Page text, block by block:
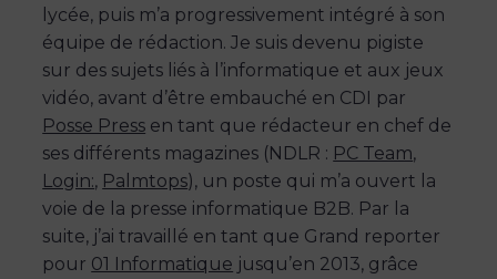
lycée, puis m’a progressivement intégré à son
équipe de rédaction. Je suis devenu pigiste
sur des sujets liés à l’informatique et aux jeux
vidéo, avant d’être embauché en CDI par
Posse Press en tant que rédacteur en chef de
ses différents magazines (NDLR : PC Team,
Login:, Palmtops), un poste qui m’a ouvert la
voie de la presse informatique B2B. Par la
suite, j’ai travaillé en tant que Grand reporter
pour 01 Informatique jusqu’en 2013, grâce